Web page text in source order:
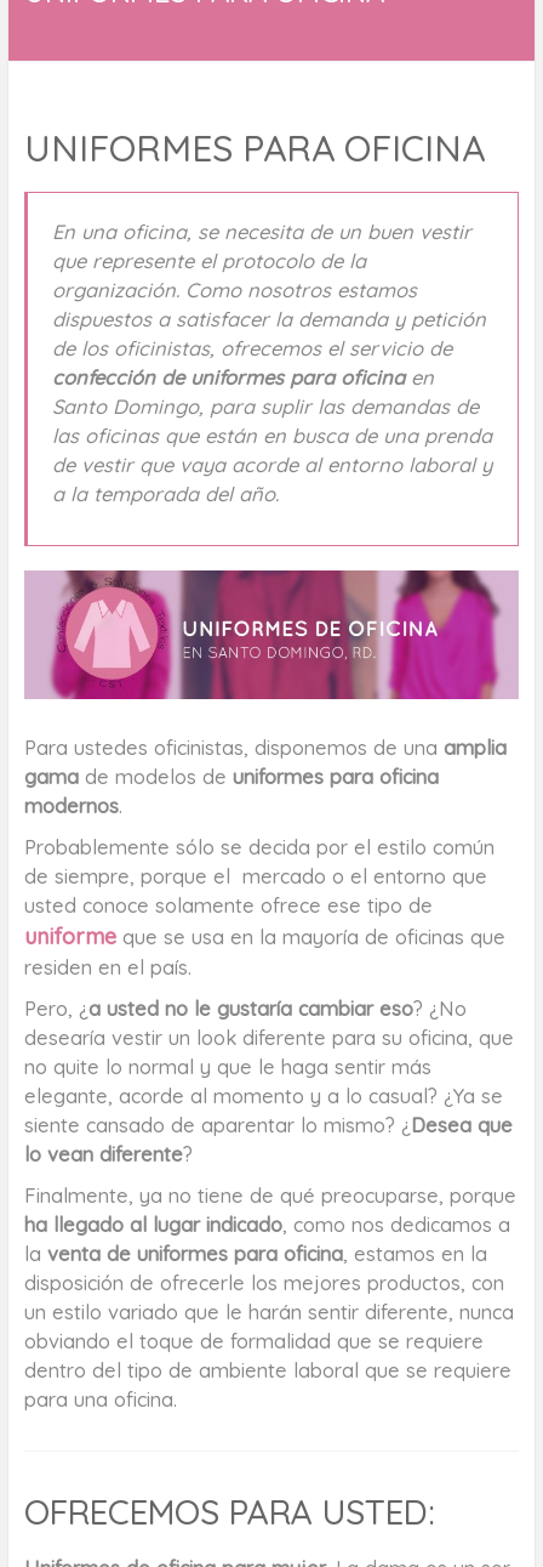
UNIFORMES PARA OFICINA
En una oficina, se necesita de un buen vestir
que represente el protocolo de la
organización. Como nosotros estamos
dispuestos a satisfacer la demanda y petición
de los oficinistas, ofrecemos el servicio de
confección de uniformes para oficinaen
Santo Domingo, para suplir las demandas de
las oficinas que están en busca de una prenda
de vestir que vaya acorde al entorno laboral y
a la temporada del año.
Para ustedes oficinistas, disponemos de una amplia
gamade modelos de uniformes para oficina
modernos.
Probablemente sólo se decida por el estilo común
de siempre, porque el mercado o el entorno que
usted conoce solamente ofrece ese tipo de
uniformeque se usa en la mayoría de oficinas que
residen en el país.
Pero, ¿a usted no le gustaría cambiar eso? ¿No
desearía vestir un look diferente para su oficina, que
no quite lo normal y que le haga sentir más
elegante, acorde al momento y a lo casual? ¿Ya se
siente cansado de aparentar lo mismo? ¿Desea que
lo vean diferente?
Finalmente, ya no tiene de qué preocuparse, porque
ha llegado al lugar indicado, como nos dedicamos a
la venta de uniformes para oficina, estamos en la
disposición de ofrecerle los mejores productos, con
un estilo variado que le harán sentir diferente, nunca
obviando el toque de formalidad que se requiere
dentro del tipo de ambiente laboral que se requiere
para una oficina.
OFRECEMOS PARA USTED: